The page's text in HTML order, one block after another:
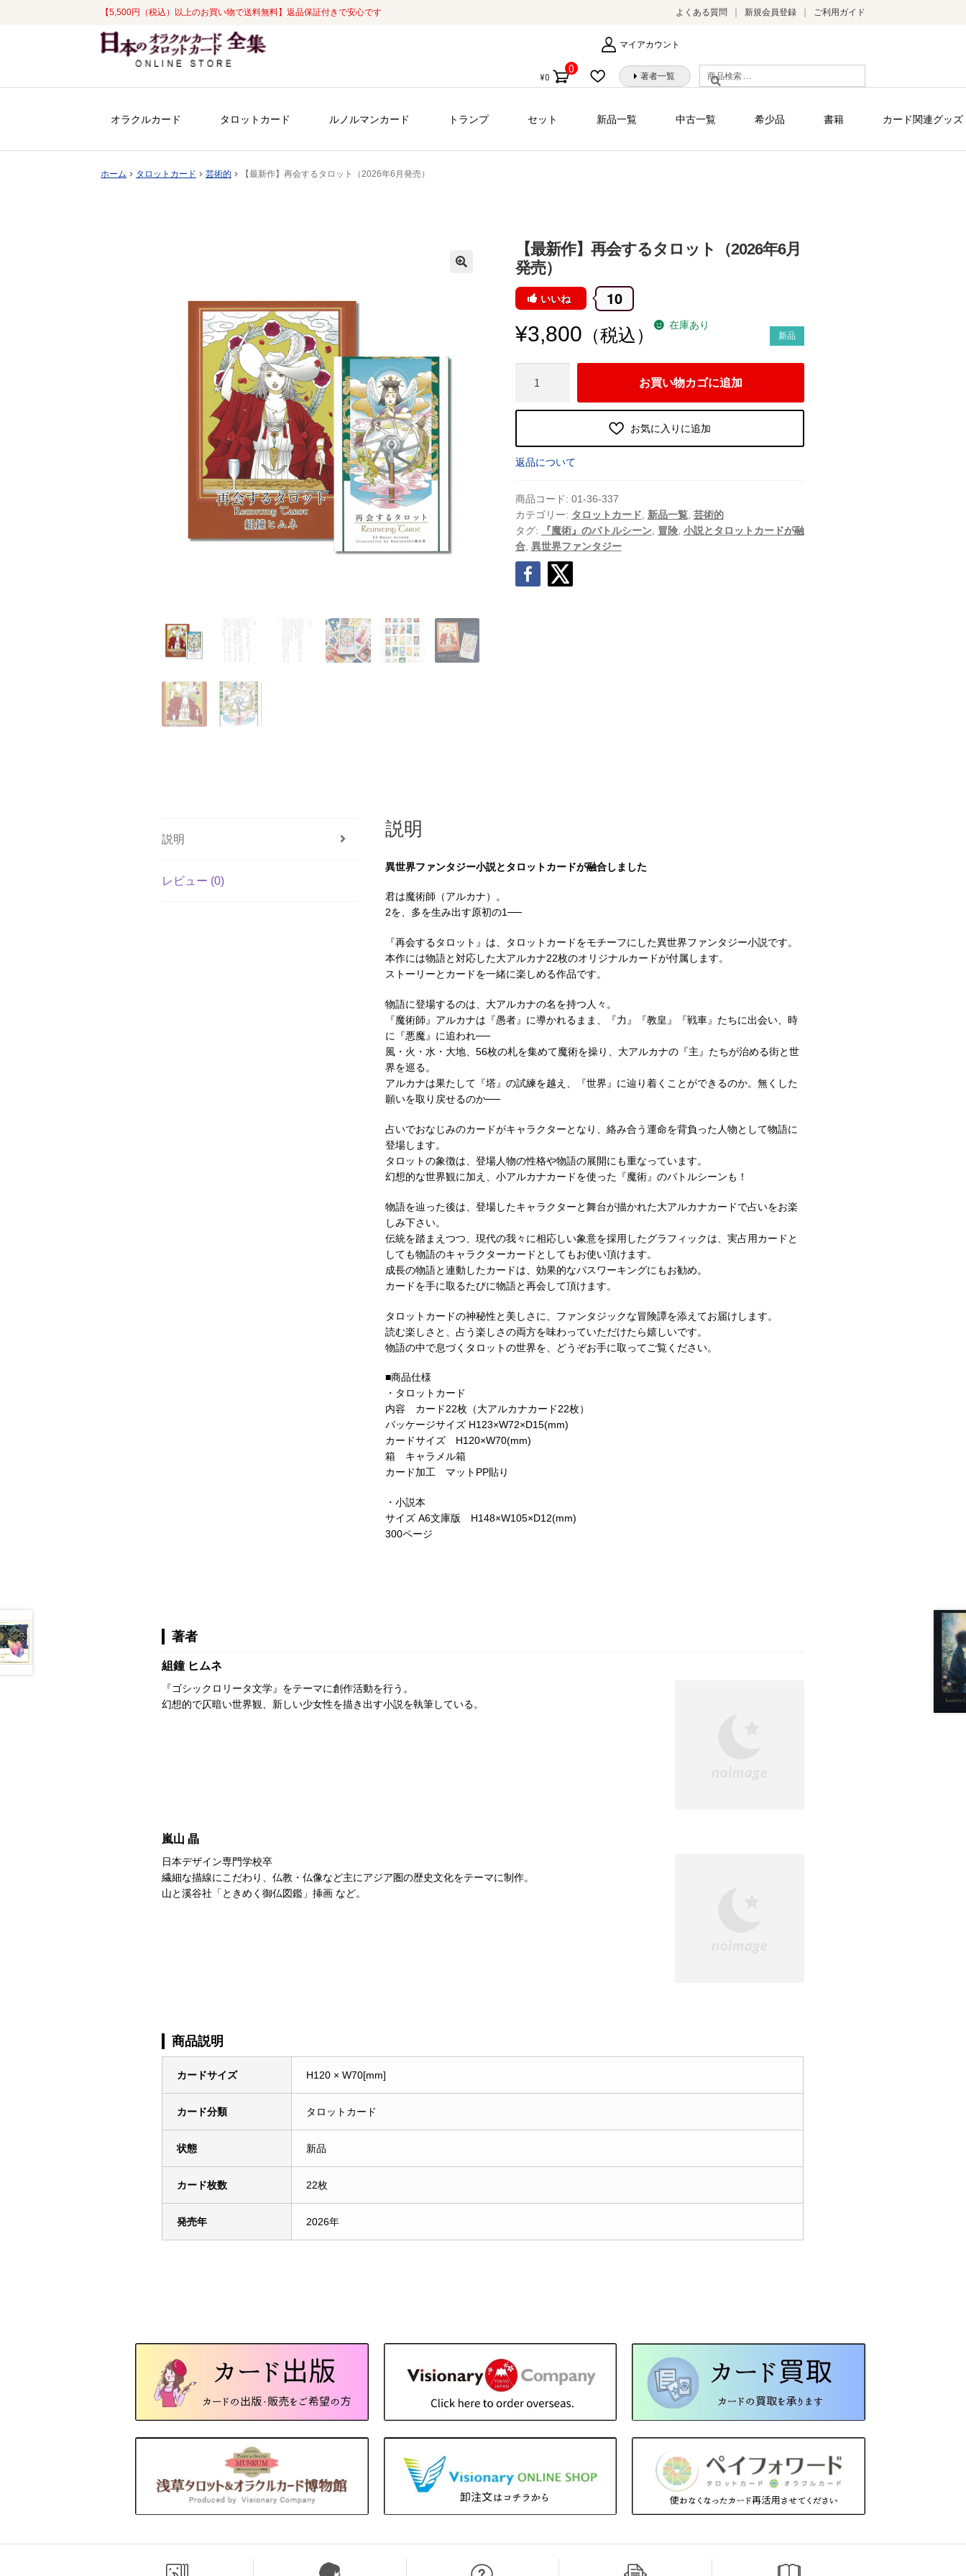
【5,500円（税込）以上のお買い物で送料無料】返品保証付きで安心です よくある質問 新規会員登録 ご利用ガイド
ナ
ビ
ン
コ
ン
ス
マイアカウント
検
索
象:
著者一覧
¥0
0
個
オラクルカード タロットカード ルノルマンカード トランプ セット 新品一覧 中古一覧 希少品 書籍 カード関連グッズ
ホーム タロットカード 芸術的 【最新作】再会するタロット（2026年6月発売）
【最新作】再会するタロット（2026年6月
発売）
いいね 10
新品
¥3,800 （税込） 在庫あり
作】
会
す
タ
ロ
ッ
ト
（2026
年
お買い物カゴに追加
お気に入りに追加
返品について
商品コード: 01-36-337
カテゴリー: タロットカード, 新品一覧, 芸術的
タグ:
『魔術』のバトルシーン, 冒険, 小説とタロットカードが融
合, 異世界ファンタジー
説明
レビュー (0)
説明
異世界ファンタジー小説とタロットカードが融合しました
君は魔術師（アルカナ）。
2を、多を生み出す原初の1──
『再会するタロット』は、タロットカードをモチーフにした異世界ファンタジー小説です。
本作には物語と対応した大アルカナ22枚のオリジナルカードが付属します。
ストーリーとカードを一緒に楽しめる作品です。
物語に登場するのは、大アルカナの名を持つ人々。
『魔術師』アルカナは『愚者』に導かれるまま、『力』『教皇』『戦車』たちに出会い、時
に『悪魔』に追われ──
風・火・水・大地、56枚の札を集めて魔術を操り、大アルカナの『主』たちが治める街と世
界を巡る。
アルカナは果たして『塔』の試練を越え、『世界』に辿り着くことができるのか。無くした
願いを取り戻せるのか──
占いでおなじみのカードがキャラクターとなり、絡み合う運命を背負った人物として物語に
登場します。
タロットの象徴は、登場人物の性格や物語の展開にも重なっています。
幻想的な世界観に加え、小アルカナカードを使った『魔術』のバトルシーンも！
物語を辿った後は、登場したキャラクターと舞台が描かれた大アルカナカードで占いをお楽
しみ下さい。
伝統を踏まえつつ、現代の我々に相応しい象意を採用したグラフィックは、実占用カードと
しても物語のキャラクターカードとしてもお使い頂けます。
成長の物語と連動したカードは、効果的なパスワーキングにもお勧め。
カードを手に取るたびに物語と再会して頂けます。
タロットカードの神秘性と美しさに、ファンタジックな冒険譚を添えてお届けします。
読む楽しさと、占う楽しさの両方を味わっていただけたら嬉しいです。
物語の中で息づくタロットの世界を、どうぞお手に取ってご覧ください。
■商品仕様
・タロットカード
内容 カード22枚（大アルカナカード22枚）
パッケージサイズ H123×W72×D15(mm)
カードサイズ H120×W70(mm)
箱 キャラメル箱
カード加工 マットPP貼り
・小説本
サイズ A6文庫版 H148×W105×D12(mm)
300ページ
著者
組鐘 ヒムネ
『ゴシックロリータ文学』をテーマに創作活動を行う。
幻想的で仄暗い世界観、新しい少女性を描き出す小説を執筆している。
嵐山 晶
日本デザイン専門学校卒
繊細な描線にこだわり、仏教・仏像など主にアジア圏の歴史文化をテーマに制作。
山と溪谷社「ときめく御仏図鑑」挿画 など。
商品説明
カードサイズ H120 × W70[mm]
カード分類 タロットカード
状態 新品
カード枚数 22枚
発売年 2026年